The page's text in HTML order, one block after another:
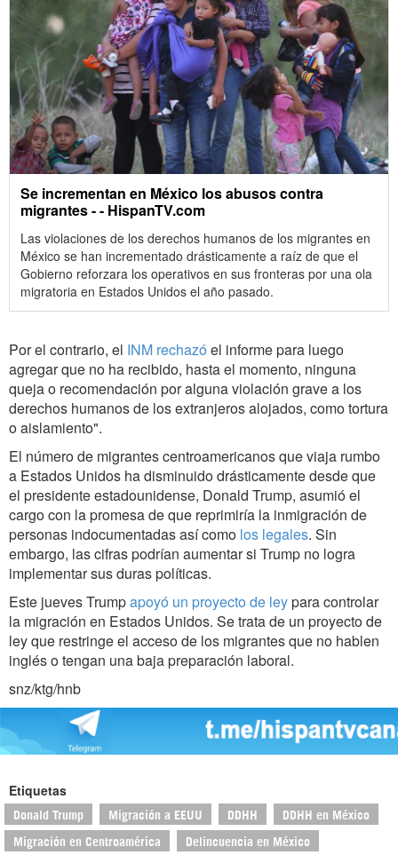
Se incrementan en México los abusos contra
migrantes - - HispanTV.com
Las violaciones de los derechos humanos de los migrantes en
México se han incrementado drásticamente a raíz de que el
Gobierno reforzara los operativos en sus fronteras por una ola
migratoria en Estados Unidos el año pasado.
Por el contrario, el INM rechazó el informe para luego
agregar que no ha recibido, hasta el momento, ninguna
queja o recomendación por alguna violación grave a los
derechos humanos de los extranjeros alojados, como tortura
o aislamiento".
El número de migrantes centroamericanos que viaja rumbo
a Estados Unidos ha disminuido drásticamente desde que
el presidente estadounidense, Donald Trump, asumió el
cargo con la promesa de que reprimiría la inmigración de
personas indocumentadas así como los legales. Sin
embargo, las cifras podrían aumentar si Trump no logra
implementar sus duras políticas.
Este jueves Trumpapoyó un proyecto de leypara controlar
la migración en Estados Unidos. Se trata de un proyecto de
ley que restringe el acceso de los migrantes que no hablen
inglés o tengan una baja preparación laboral.
snz/ktg/hnb
Etiquetas
Donald Trump Migración a EEUU DDHH DDHH en México
Migración en Centroamérica Delincuencia en México